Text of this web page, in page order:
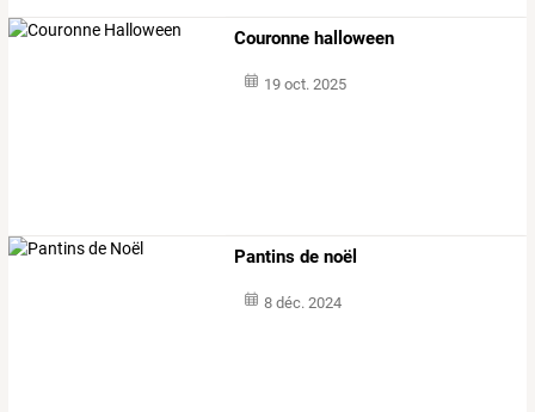
Couronne halloween
19 oct. 2025
Pantins de noël
8 déc. 2024